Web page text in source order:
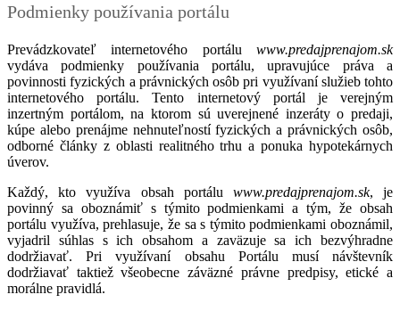
Podmienky používania portálu
Prevádzkovateľ internetového portálu www.predajprenajom.sk
vydáva podmienky používania portálu, upravujúce práva a
povinnosti fyzických a právnických osôb pri využívaní služieb tohto
internetového portálu. Tento internetový portál je verejným
inzertným portálom, na ktorom sú uverejnené inzeráty o predaji,
kúpe alebo prenájme nehnuteľností fyzických a právnických osôb,
odborné články z oblasti realitného trhu a ponuka hypotekárnych
úverov.
Každý, kto využíva obsah portálu www.predajprenajom.sk, je
povinný sa oboznámiť s týmito podmienkami a tým, že obsah
portálu využíva, prehlasuje, že sa s týmito podmienkami oboznámil,
vyjadril súhlas s ich obsahom a zaväzuje sa ich bezvýhradne
dodržiavať. Pri využívaní obsahu Portálu musí návštevník
dodržiavať taktiež všeobecne záväzné právne predpisy, etické a
morálne pravidlá.